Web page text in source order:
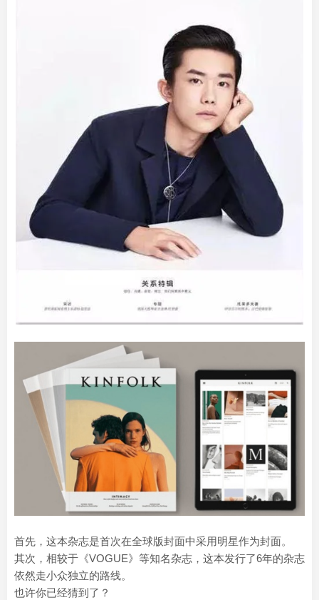
首先，这本杂志是首次在全球版封面中采用明星作为封面。
其次，相较于《VOGUE》等知名杂志，这本发行了6年的杂志
依然走小众独立的路线。
也许你已经猜到了？